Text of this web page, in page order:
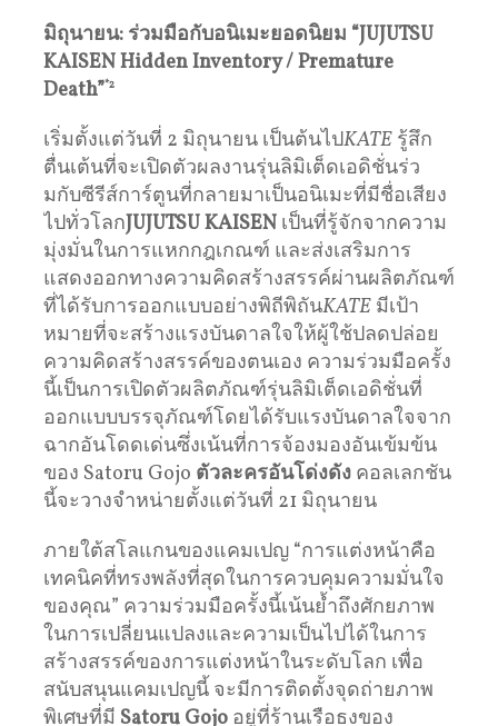
มิถุนายน: ร่วมมือกับอนิเมะยอดนิยม “JUJUTSU
KAISEN Hidden Inventory / Premature
Death”*2
เริ่มตั้งแต่วันที่ 2 มิถุนายน เป็นต้นไปKATE รู้สึก
ตื่นเต้นที่จะเปิดตัวผลงานรุ่นลิมิเต็ดเอดิชั่นร่ว
มกับซีรีส์การ์ตูนที่กลายมาเป็นอนิเมะที่มีชื่อเสียง
ไปทั่วโลกJUJUTSU KAISEN เป็นที่รู้จักจากความ
มุ่งมั่นในการแหกกฎเกณฑ์ และส่งเสริมการ
แสดงออกทางความคิดสร้างสรรค์ผ่านผลิตภัณฑ์
ที่ได้รับการออกแบบอย่างพิถีพิถันKATE มีเป้า
หมายที่จะสร้างแรงบันดาลใจให้ผู้ใช้ปลดปล่อย
ความคิดสร้างสรรค์ของตนเอง ความร่วมมือครั้ง
นี้เป็นการเปิดตัวผลิตภัณฑ์รุ่นลิมิเต็ดเอดิชั่นที่
ออกแบบบรรจุภัณฑ์โดยได้รับแรงบันดาลใจจาก
ฉากอันโดดเด่นซึ่งเน้นที่การจ้องมองอันเข้มข้น
ของ Satoru Gojo ตัวละครอันโด่งดัง คอลเลกชัน
นี้จะวางจำหน่ายตั้งแต่วันที่ 21 มิถุนายน
ภายใต้สโลแกนของแคมเปญ “การแต่งหน้าคือ
เทคนิคที่ทรงพลังที่สุดในการควบคุมความมั่นใจ
ของคุณ” ความร่วมมือครั้งนี้เน้นย้ำถึงศักยภาพ
ในการเปลี่ยนแปลงและความเป็นไปได้ในการ
สร้างสรรค์ของการแต่งหน้าในระดับโลก เพื่อ
สนับสนุนแคมเปญนี้ จะมีการติดตั้งจุดถ่ายภาพ
พิเศษที่มี Satoru Gojo อยู่ที่ร้านเรือธงของ